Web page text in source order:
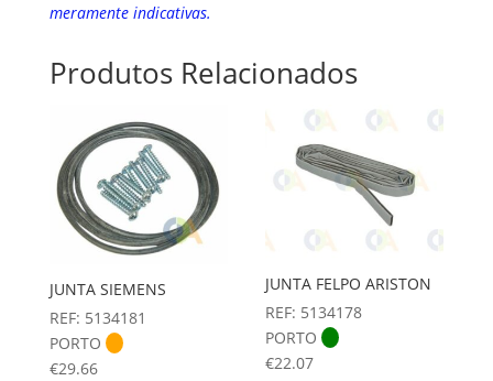
meramente indicativas.
Produtos Relacionados
JUNTA SIEMENS
REF: 5134181
PORTO
€29.66
JUNTA FELPO ARISTON
REF: 5134178
PORTO
€22.07